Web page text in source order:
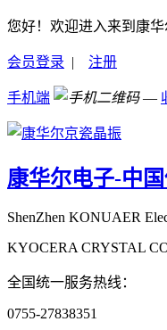
您好！欢迎进入来到康华
会员登录 | 注册
手机端 —
康华尔电子-中
ShenZhen KONUAER
KYOCERA CRYSTAL
全国统一服务热线：
0755-27838351